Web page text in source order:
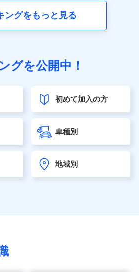
）
会社（https://neofirst.co.jp/）
社（https://www.taiju-life.co.jp）
険株式会社
ん生命保険株式会社
）
険株式会社
）
ングをもっと見る
グを公開中！
初めて加入の方
車種別
地域別